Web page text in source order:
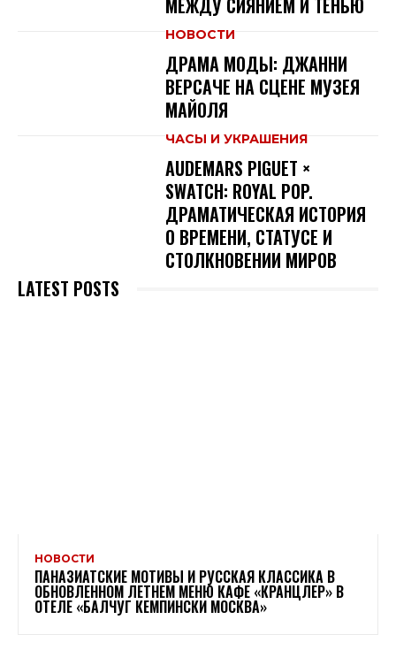
МЕЖДУ СИЯНИЕМ И ТЕНЬЮ
НОВОСТИ
ДРАМА МОДЫ: ДЖАННИ
ВЕРСАЧЕ НА СЦЕНЕ МУЗЕЯ
МАЙОЛЯ
ЧАСЫ И УКРАШЕНИЯ
AUDEMARS PIGUET ×
SWATCH: ROYAL POP.
ДРАМАТИЧЕСКАЯ ИСТОРИЯ
О ВРЕМЕНИ, СТАТУСЕ И
СТОЛКНОВЕНИИ МИРОВ
LATEST POSTS
НОВОСТИ
ПАНАЗИАТСКИЕ МОТИВЫ И РУССКАЯ КЛАССИКА В
ОБНОВЛЕННОМ ЛЕТНЕМ МЕНЮ КАФЕ «КРАНЦЛЕР» В
ОТЕЛЕ «БАЛЧУГ КЕМПИНСКИ МОСКВА»